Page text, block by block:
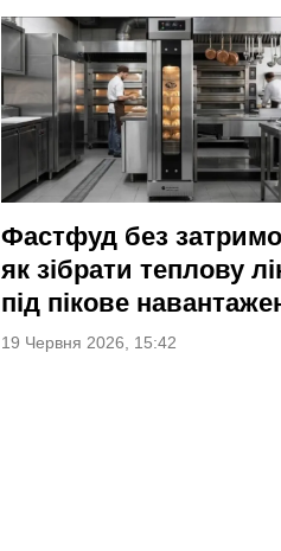
Фастфуд без
як зібрати теплову
під пікове
19 Червня 2026, 15:42